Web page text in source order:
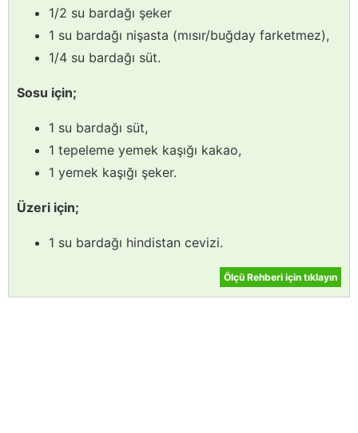
1/2 su bardağı şeker
1 su bardağı nişasta (mısır/buğday farketmez),
1/4 su bardağı süt.
Sosu için;
1 su bardağı süt,
1 tepeleme yemek kaşığı kakao,
1 yemek kaşığı şeker.
Üzeri için;
1 su bardağı hindistan cevizi.
Ölçü Rehberi için tıklayın